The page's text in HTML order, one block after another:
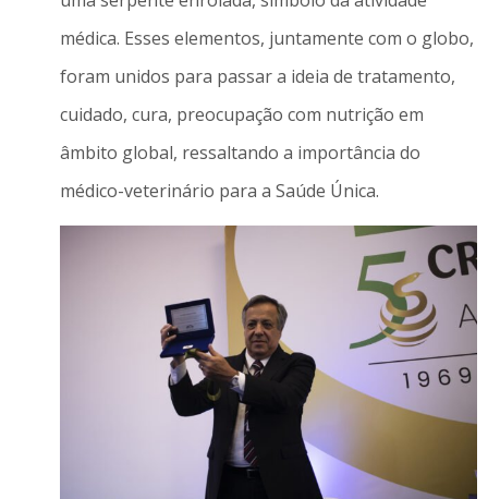
médica. Esses elementos, juntamente com o globo,
foram unidos para passar a ideia de tratamento,
cuidado, cura, preocupação com nutrição em
âmbito global, ressaltando a importância do
médico-veterinário para a Saúde Única.